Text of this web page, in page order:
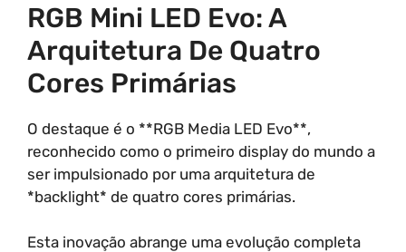
RGB Mini LED Evo: A
Arquitetura De Quatro
Cores Primárias
O destaque é o **RGB Media LED Evo**,
reconhecido como o primeiro display do mundo a
ser impulsionado por uma arquitetura de
*backlight* de quatro cores primárias.
Esta inovação abrange uma evolução completa